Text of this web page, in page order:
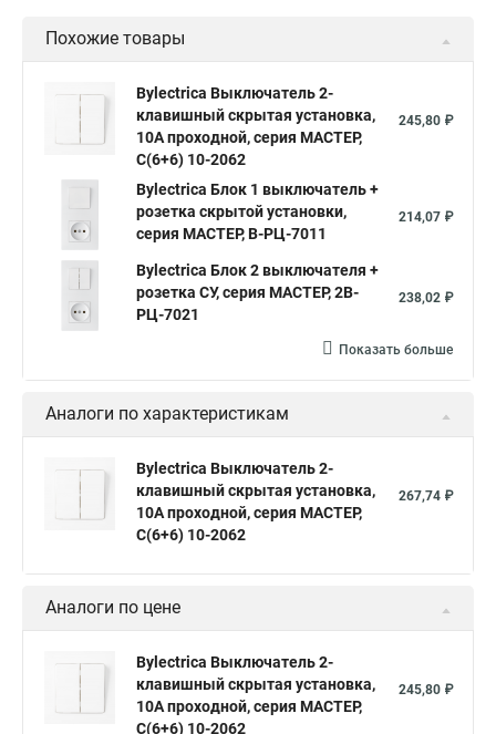
Похожие товары
Bylectrica Выключатель 2-
клавишный скрытая установка,
10А проходной, серия МАСТЕР,
С(6+6) 10-2062
245,80 ₽
Bylectrica Блок 1 выключатель +
розетка скрытой установки,
серия МАСТЕР, В-РЦ-7011
214,07 ₽
Bylectrica Блок 2 выключателя +
розетка СУ, серия МАСТЕР, 2В-
РЦ-7021
238,02 ₽
Показать больше
Аналоги по характеристикам
Bylectrica Выключатель 2-
клавишный скрытая установка,
10А проходной, серия МАСТЕР,
С(6+6) 10-2062
267,74 ₽
Аналоги по цене
Bylectrica Выключатель 2-
клавишный скрытая установка,
10А проходной, серия МАСТЕР,
С(6+6) 10-2062
245,80 ₽